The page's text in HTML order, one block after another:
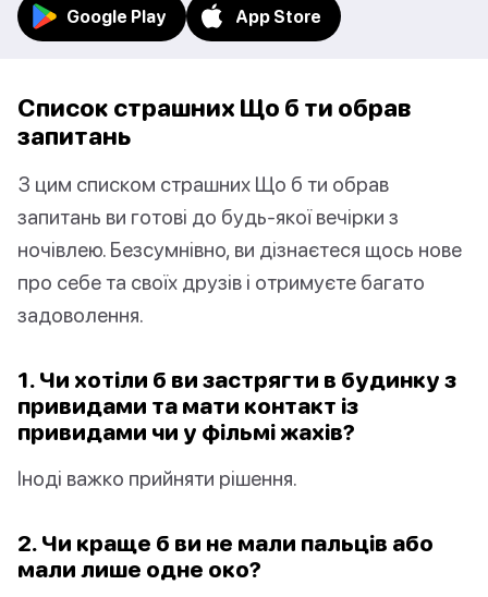
Google Play App Store
Список страшних Що б ти обрав
запитань
З цим списком страшних Що б ти обрав
запитань ви готові до будь-якої вечірки з
ночівлею. Безсумнівно, ви дізнаєтеся щось нове
про себе та своїх друзів і отримуєте багато
задоволення.
1. Чи хотіли б ви застрягти в будинку з
привидами та мати контакт із
привидами чи у фільмі жахів?
Іноді важко прийняти рішення.
2. Чи краще б ви не мали пальців або
мали лише одне око?